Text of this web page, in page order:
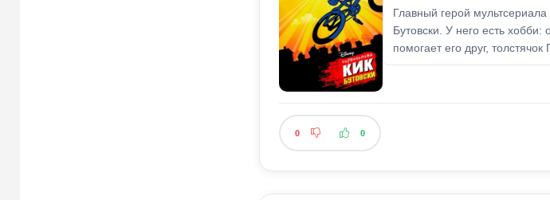
Главный герой
Бутовски. У него есть
помогает его друг,
0 0